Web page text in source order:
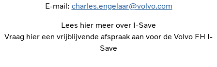
E-mail: charles.engelaar@volvo.com
Lees hier meer over I-Save
Vraag hier een vrijblijvende afspraak aan voor de Volvo FH I-
Save